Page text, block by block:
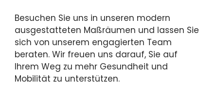
Besuchen Sie uns in unseren modern
ausgestatteten Maßräumen und lassen Sie
sich von unserem engagierten Team
beraten. Wir freuen uns darauf, Sie auf
Ihrem Weg zu mehr Gesundheit und
Mobilität zu unterstützen.